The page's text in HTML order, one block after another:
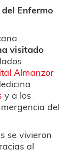
Enfermo
visitado
Almanzor
y a los
del
se vivieron
al